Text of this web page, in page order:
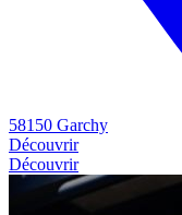
58150 Garchy
Découvrir
Découvrir